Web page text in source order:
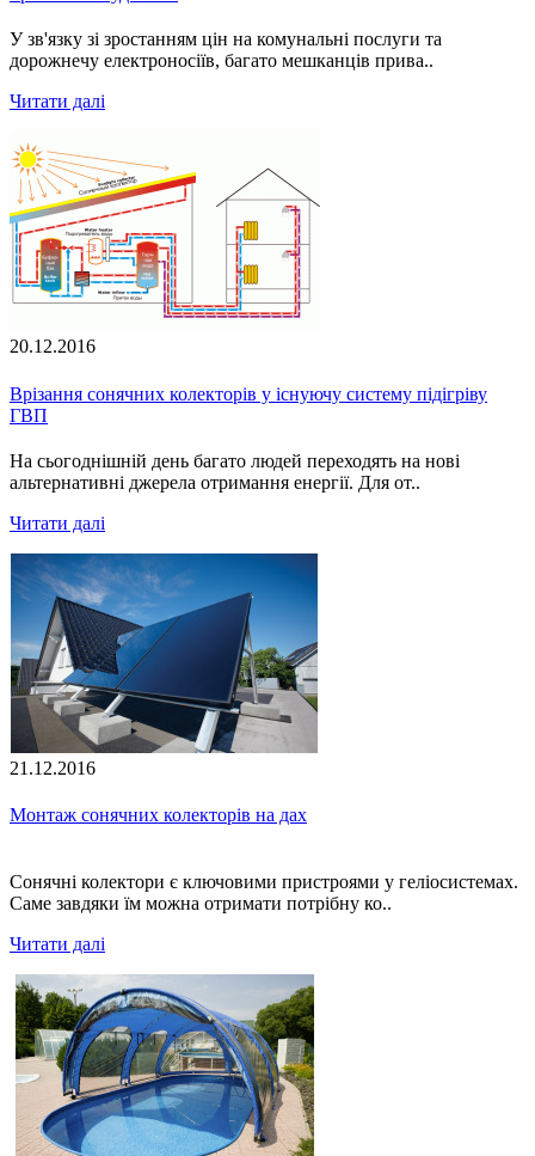
У зв'язку зі зростанням цін на комунальні послуги та
дорожнечу електроносіїв, багато мешканців прива..
Читати далі
20.12.2016
Врізання сонячних колекторів у існуючу систему підігріву
ГВП
На сьогоднішній день багато людей переходять на нові
альтернативні джерела отримання енергії. Для от..
Читати далі
21.12.2016
Монтаж сонячних колекторів на дах
Сонячні колектори є ключовими пристроями у геліосистемах.
Саме завдяки їм можна отримати потрібну ко..
Читати далі